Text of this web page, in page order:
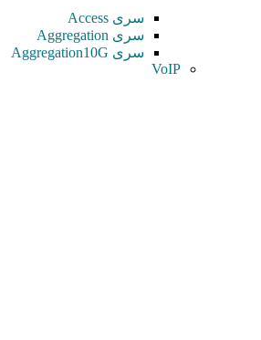
سری Access
سری Aggregation
سری Aggregation10G
VoIP